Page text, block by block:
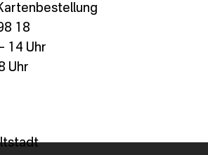
18
14 Uhr
Uhr